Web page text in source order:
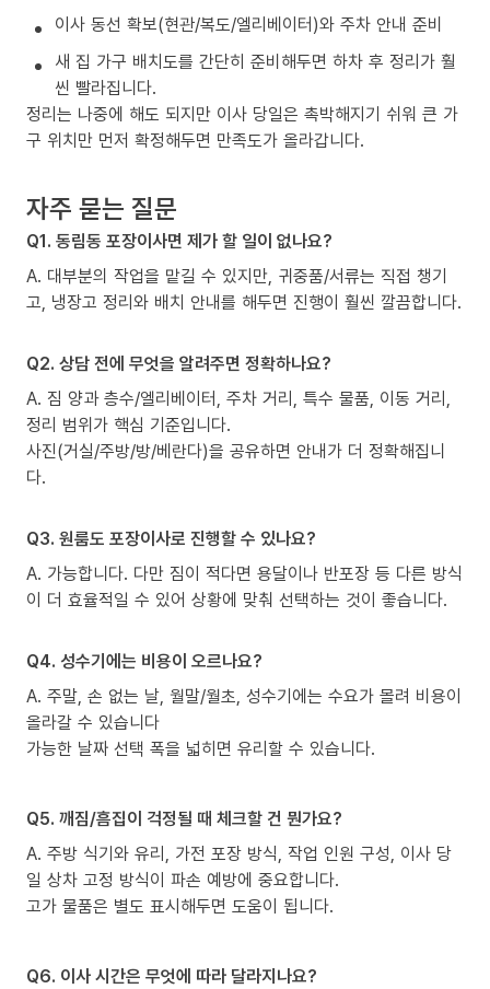
이사 동선 확보(현관/복도/엘리베이터)와 주차 안내 준비
새 집 가구 배치도를 간단히 준비해두면 하차 후 정리가 훨
씬 빨라집니다.
정리는 나중에 해도 되지만 이사 당일은 촉박해지기 쉬워 큰 가
구 위치만 먼저 확정해두면 만족도가 올라갑니다.
자주 묻는 질문
Q1. 동림동 포장이사면 제가 할 일이 없나요?
A. 대부분의 작업을 맡길 수 있지만, 귀중품/서류는 직접 챙기
고, 냉장고 정리와 배치 안내를 해두면 진행이 훨씬 깔끔합니다.
Q2. 상담 전에 무엇을 알려주면 정확하나요?
A. 짐 양과 층수/엘리베이터, 주차 거리, 특수 물품, 이동 거리,
정리 범위가 핵심 기준입니다.
사진(거실/주방/방/베란다)을 공유하면 안내가 더 정확해집니
다.
Q3. 원룸도 포장이사로 진행할 수 있나요?
A. 가능합니다. 다만 짐이 적다면 용달이나 반포장 등 다른 방식
이 더 효율적일 수 있어 상황에 맞춰 선택하는 것이 좋습니다.
Q4. 성수기에는 비용이 오르나요?
A. 주말, 손 없는 날, 월말/월초, 성수기에는 수요가 몰려 비용이
올라갈 수 있습니다
가능한 날짜 선택 폭을 넓히면 유리할 수 있습니다.
Q5. 깨짐/흠집이 걱정될 때 체크할 건 뭔가요?
A. 주방 식기와 유리, 가전 포장 방식, 작업 인원 구성, 이사 당
일 상차 고정 방식이 파손 예방에 중요합니다.
고가 물품은 별도 표시해두면 도움이 됩니다.
Q6. 이사 시간은 무엇에 따라 달라지나요?